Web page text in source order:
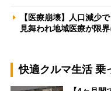
【医療崩壊】人口減少
見舞われ地域医療が限
快適クルマ生活 乗